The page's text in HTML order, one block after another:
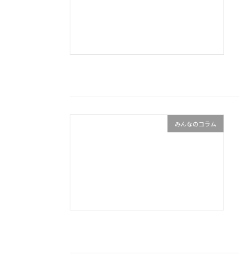
みんなのコラム